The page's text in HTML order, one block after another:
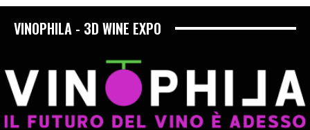
VINOPHILA - 3D WINE EXPO